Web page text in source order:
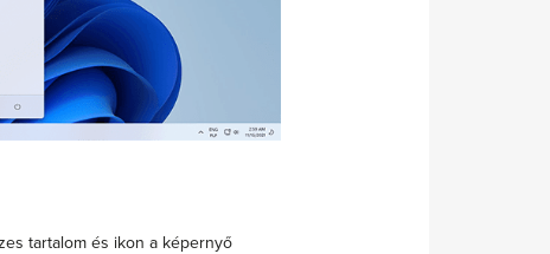
tartalom és ikon a képernyő